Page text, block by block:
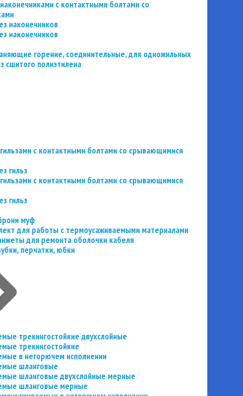
с контактными болтами со
наконечников
наконечников
горение, соединительные, для одножильных
сшитого полиэтилена
с контактными болтами со срывающимися
гильз
с контактными болтами со срывающимися
гильз
муф
для работы с термоусаживаемыми материалами
для ремонта оболочки кабеля
перчатки, юбки
трекингостойкие двухслойные
трекингостойкие
в негорючем исполнении
шланговые
шланговые двухслойные мерные
шланговые мерные